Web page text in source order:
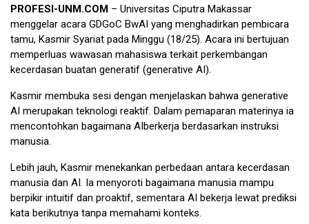
PROFESI-UNM.COM – Universitas Ciputra Makassar
menggelar acara GDGoC BwAI yang menghadirkan pembicara
tamu, Kasmir Syariat pada Minggu (18/25). Acara ini bertujuan
memperluas wawasan mahasiswa terkait perkembangan
kecerdasan buatan generatif (generative AI).
Kasmir membuka sesi dengan menjelaskan bahwa generative
AI merupakan teknologi reaktif. Dalam pemaparan materinya ia
mencontohkan bagaimana AIberkerja berdasarkan instruksi
manusia.
Lebih jauh, Kasmir menekankan perbedaan antara kecerdasan
manusia dan AI. Ia menyoroti bagaimana manusia mampu
berpikir intuitif dan proaktif, sementara AI bekerja lewat prediksi
kata berikutnya tanpa memahami konteks.